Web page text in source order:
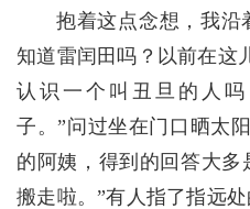
抱着这点念想，我沿
知道雷闰田吗？以前在这
认识一个叫丑旦的人
子。”问过坐在门口晒太
的阿姨，得到的回答大
搬走啦。”有人指了指远